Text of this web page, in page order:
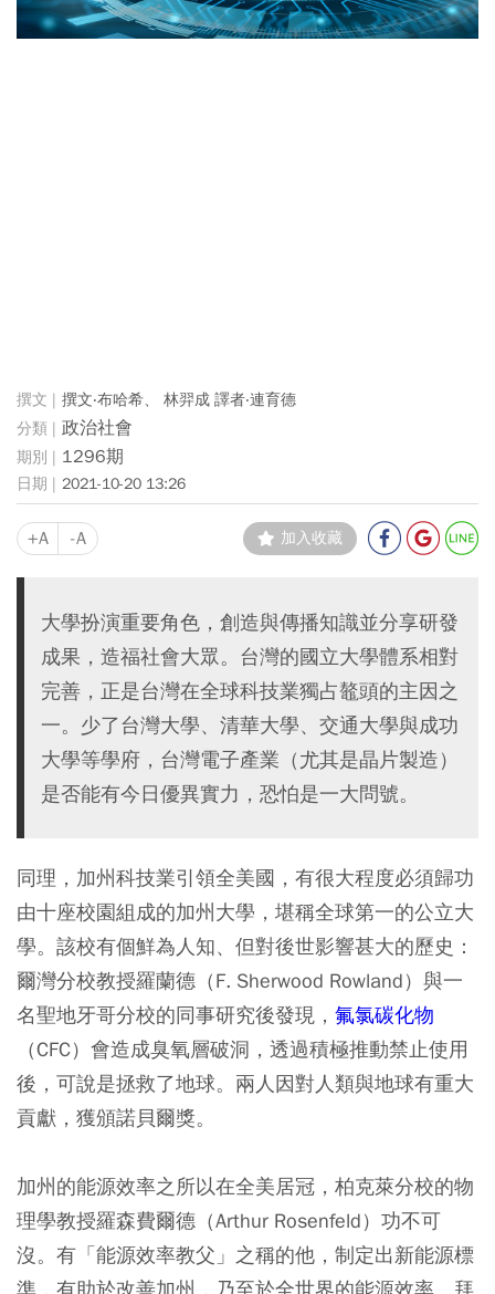
撰文‧布哈希、 林羿成 譯者‧連育德
政治社會
1296期
2021-10-20 13:26
+A -A 加入收藏
大學扮演重要角色，創造與傳播知識並分享研發
成果，造福社會大眾。台灣的國立大學體系相對
完善，正是台灣在全球科技業獨占鼇頭的主因之
一。少了台灣大學、清華大學、交通大學與成功
大學等學府，台灣電子產業（尤其是晶片製造）
是否能有今日優異實力，恐怕是一大問號。
同理，加州科技業引領全美國，有很大程度必須歸功
由十座校園組成的加州大學，堪稱全球第一的公立大
學。該校有個鮮為人知、但對後世影響甚大的歷史：
爾灣分校教授羅蘭德（F. Sherwood Rowland）與一
名聖地牙哥分校的同事研究後發現， 氟氯碳化物
（CFC）會造成臭氧層破洞，透過積極推動禁止使用
後，可說是拯救了地球。兩人因對人類與地球有重大
貢獻，獲頒諾貝爾獎。
加州的能源效率之所以在全美居冠，柏克萊分校的物
理學教授羅森費爾德（Arthur Rosenfeld）功不可
沒。有「能源效率教父」之稱的他，制定出新能源標